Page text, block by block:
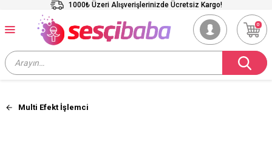
1000₺ Üzeri Alışverişlerinizde Ücretsiz Kargo!
0
Multi Efekt İşlemci